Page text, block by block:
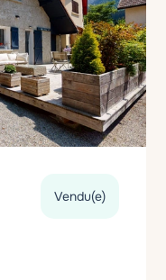
Vendu(e)